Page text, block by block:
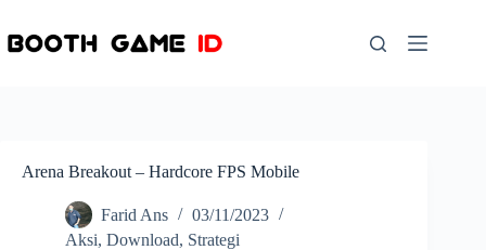
content
Arena Breakout – Hardcore FPS Mobile
Farid Ans
03/11/2023
Aksi, Download, Strategi